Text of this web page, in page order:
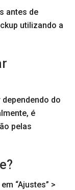
antes de
utilizando a
do
é
pelas
“Ajustes” >